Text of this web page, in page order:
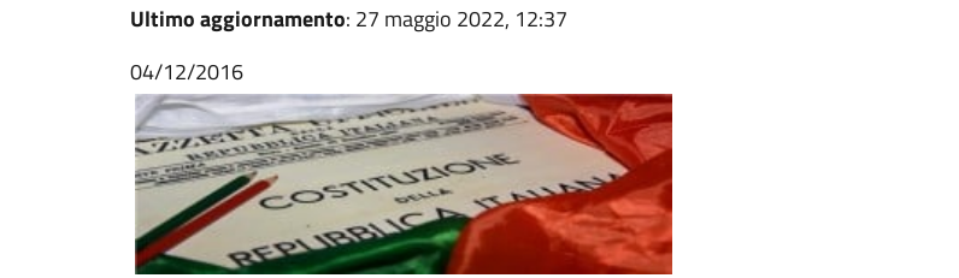
Ultimo aggiornamento: 27 maggio 2022, 12:37
04/12/2016